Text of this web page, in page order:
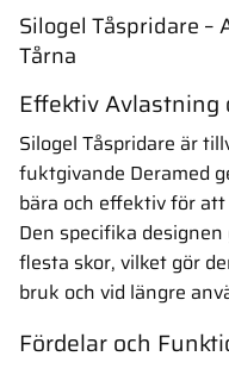
Silogel Tåspridare –
Tårna
Effektiv Avlastning
Silogel Tåspridare är
fuktgivande Deramed
bära och effektiv för
Den specifika
flesta skor, vilket gör
bruk och vid längre
Fördelar och